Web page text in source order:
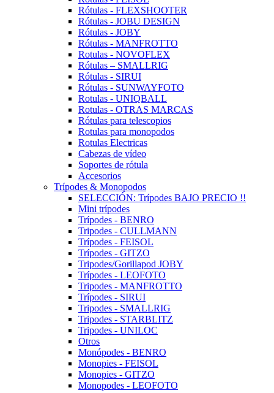
Rótulas - FLEXSHOOTER
Rótulas - JOBU DESIGN
Rótulas - JOBY
Rótulas - MANFROTTO
Rotulas - NOVOFLEX
Rótulas – SMALLRIG
Rótulas - SIRUI
Rótulas - SUNWAYFOTO
Rotulas - UNIQBALL
Rotulas - OTRAS MARCAS
Rótulas para telescopios
Rotulas para monopodos
Rotulas Electricas
Cabezas de vídeo
Soportes de rótula
Accesorios
Trípodes & Monopodos
SELECCIÓN: Trípodes BAJO PRECIO !!
Mini trípodes
Trípodes - BENRO
Tripodes - CULLMANN
Trípodes - FEISOL
Trípodes - GITZO
Tripodes/Gorillapod JOBY
Trípodes - LEOFOTO
Tripodes - MANFROTTO
Trípodes - SIRUI
Tripodes - SMALLRIG
Tripodes - STARBLITZ
Tripodes - UNILOC
Otros
Monópodes - BENRO
Monopies - FEISOL
Monopies - GITZO
Monopodes - LEOFOTO